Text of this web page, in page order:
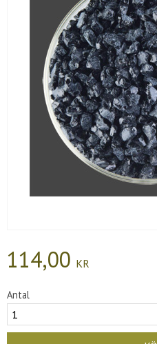
114,00 KR
Antal